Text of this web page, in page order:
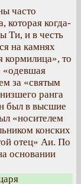
часто
которая когда-
Ти, и в честь
на камнях
кормилица», то
«одевшая
за «святым
ранга
был в высшие
«носителем
конских
отец» Аи. По
основании